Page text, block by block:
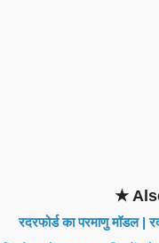
★
रदरफोर्ड का परमाणु मॉडल |